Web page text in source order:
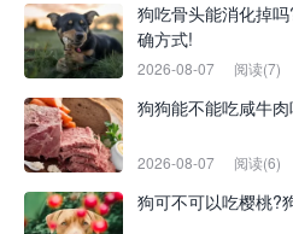
狗吃骨头能消化掉
确方式!
2026-08-07 阅读(7)
狗狗能不能吃咸牛
2026-08-07 阅读(6)
狗可不可以吃樱桃?